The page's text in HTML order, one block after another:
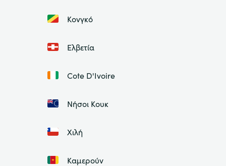
Κονγκό
Ελβετία
Cote D'Ivoire
Νήσοι Κουκ
Χιλή
Καμερούν